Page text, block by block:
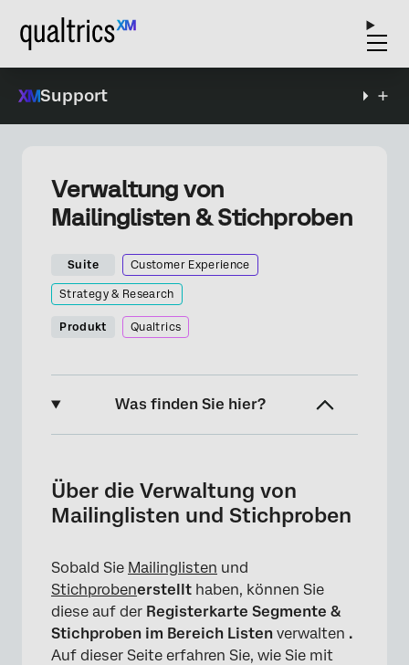
Support
Verwaltung von
Mailinglisten & Stichproben
Suite Customer Experience
Strategy & Research
Produkt Qualtrics
Was finden Sie hier?
Suchen von Mailinglisten
Ordner
Freigabe von Listen
Listenaktionen
Über die Verwaltung von
Mailinglisten und Stichproben
Sobald Sie Mailinglisten und
Stichprobenerstellt haben, können Sie
diese auf der Registerkarte Segmente &
Stichproben im Bereich Listen verwalten .
Auf dieser Seite erfahren Sie, wie Sie mit